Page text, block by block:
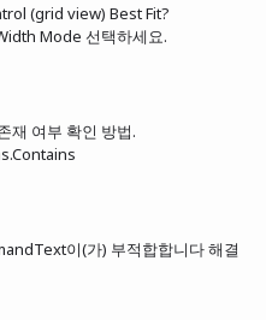
(grid view) Best Fit?
Mode 선택하세요.
재 여부 확인 방법.
이(가) 부적합합니다 해결